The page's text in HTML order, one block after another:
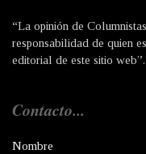
“La opinión de
responsabilidad de quien
editorial de este sitio web”.
Contacto...
Nombre